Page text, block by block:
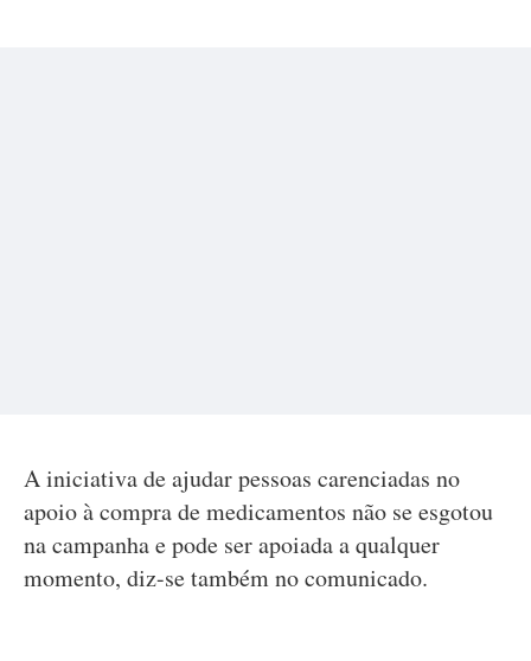
A iniciativa de ajudar pessoas carenciadas no
apoio à compra de medicamentos não se esgotou
na campanha e pode ser apoiada a qualquer
momento, diz-se também no comunicado.